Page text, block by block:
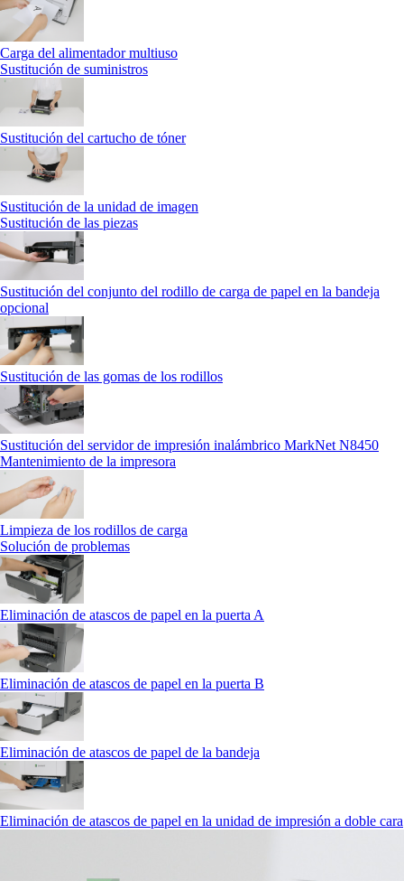
Carga del alimentador multiuso
Sustitución de suministros
Sustitución del cartucho de tóner
Sustitución de la unidad de imagen
Sustitución de las piezas
Sustitución del conjunto del rodillo de carga de papel en la bandeja
opcional
Sustitución de las gomas de los rodillos
Sustitución del servidor de impresión inalámbrico MarkNet N8450
Mantenimiento de la impresora
Limpieza de los rodillos de carga
Solución de problemas
Eliminación de atascos de papel en la puerta A
Eliminación de atascos de papel en la puerta B
Eliminación de atascos de papel de la bandeja
Eliminación de atascos de papel en la unidad de impresión a doble cara